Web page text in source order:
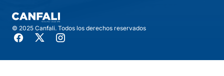
© 2025 Canfali. Todos los derechos reservados